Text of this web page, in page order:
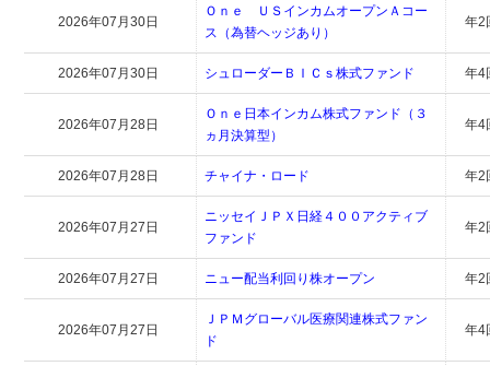
2026年07月30日
Ｏｎｅ ＵＳインカムオープンＡコー
ス（為替ヘッジあり）
年2
2026年07月30日 シュローダーＢＩＣｓ株式ファンド 年4
2026年07月28日
Ｏｎｅ日本インカム株式ファンド（３
ヵ月決算型）
年4
2026年07月28日 チャイナ・ロード 年2
2026年07月27日
ニッセイＪＰＸ日経４００アクティブ
ファンド
年2
2026年07月27日 ニュー配当利回り株オープン 年2
2026年07月27日
ＪＰＭグローバル医療関連株式ファン
ド
年4